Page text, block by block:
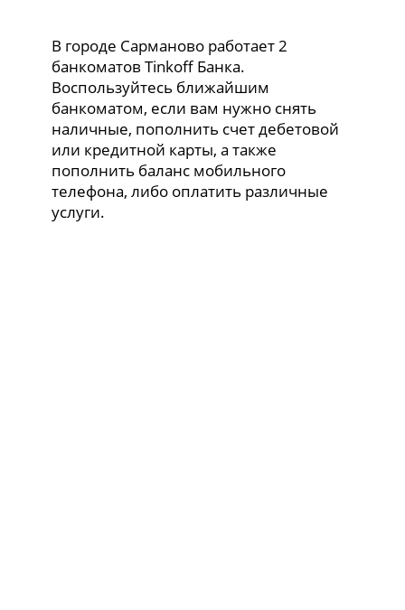
В городе Сарманово работает 2
банкоматов Tinkoff Банка.
Воспользуйтесь ближайшим
банкоматом, если вам нужно снять
наличные, пополнить счет дебетовой
или кредитной карты, а также
пополнить баланс мобильного
телефона, либо оплатить различные
услуги.